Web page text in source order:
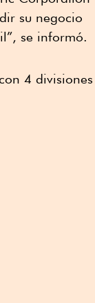
su negocio
se informó.
4 divisiones